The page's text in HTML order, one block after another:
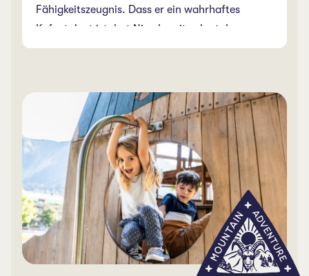
Fähigkeitszeugnis. Dass er ein wahrhaftes
Kufentalent ist, hat Nico bereits als stolzer
Besitzer der nationalen Swiss Olympic Talent
unter Beweis gestellt. Damit der
Computerbildschirm vor lauter Eis nicht
einfriert, zeigen wir Nico gerne die Finessen des
kaufmännischen Berufes und unterstützen bei
der wichtigen beruflichen Ausbildung als
Standbein neben dem Sport.